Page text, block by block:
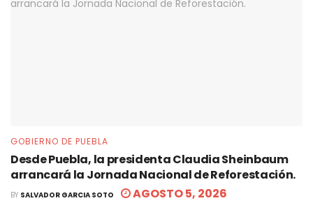
GOBIERNO DE PUEBLA
Desde Puebla, la presidenta Claudia Sheinbaum
arrancará la Jornada Nacional de Reforestación.
BY SALVADOR GARCIA SOTO AGOSTO 5, 2026